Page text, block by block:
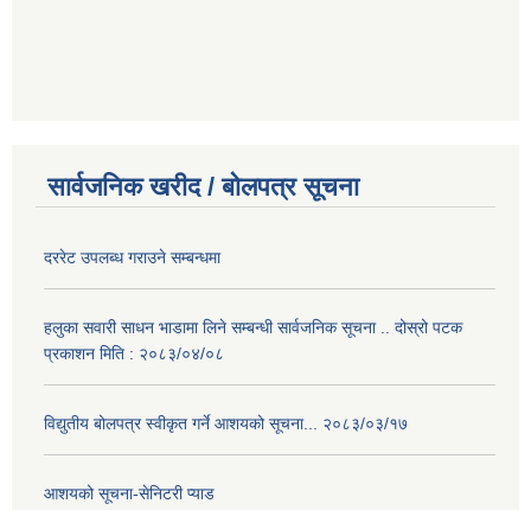
सार्वजनिक खरीद / बोलपत्र सूचना
दररेट उपलब्ध गराउने सम्बन्धमा
हलुका सवारी साधन भाडामा लिने सम्बन्धी सार्वजनिक सूचना .. दोस्रो पटक
प्रकाशन मिति : २०८३/०४/०८
विद्युतीय बोलपत्र स्वीकृत गर्ने आशयको सूचना... २०८३/०३/१७
आशयको सूचना-सेनिटरी प्याड